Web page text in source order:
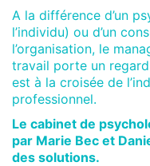
A la différence d’un
l’individu) ou d’un
l’organisation, le
travail porte un
est à la croisée de
professionnel.
Le cabinet de
par Marie Bec et
des solutions.